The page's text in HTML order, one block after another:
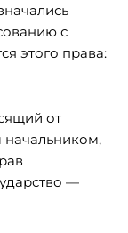
с
этого права:
от
начальником,
—